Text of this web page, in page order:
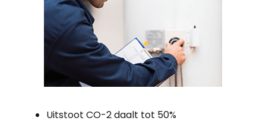
Uitstoot CO-2 daalt tot 50%